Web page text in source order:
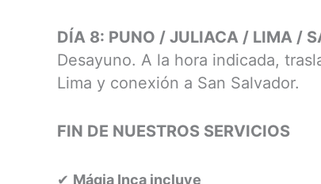
DÍA 8: PUNO / JULIACA / LIMA /
Desayuno. A la hora indicada,
Lima y conexión a San Salvador.
FIN DE NUESTROS SERVICIOS
✔ Mágia Inca incluye